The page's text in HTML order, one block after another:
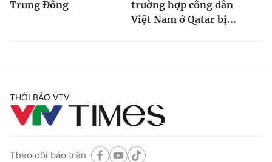
Trung Đông
trường hợp công dân
Việt Nam ở Qatar bị...
THỜI BÁO VTV
Theo dõi báo trên